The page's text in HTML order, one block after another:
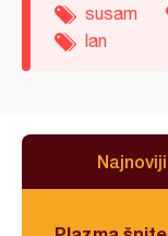
susam
lan
Najnoviji